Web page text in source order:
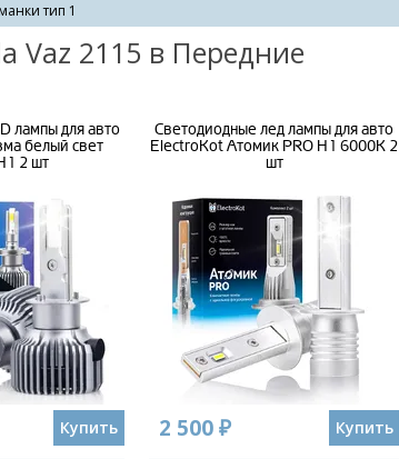
тип 1
Vaz 2115 в Передние
лампы для авто
белый свет
2 шт
Купить
Светодиодные лед лампы для авто
ElectroKot Атомик PRO H1 6000K 2
шт
2 500 ₽ Купить